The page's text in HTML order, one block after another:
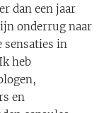
dan een jaar
onderrug naar
sensaties in
heb
en